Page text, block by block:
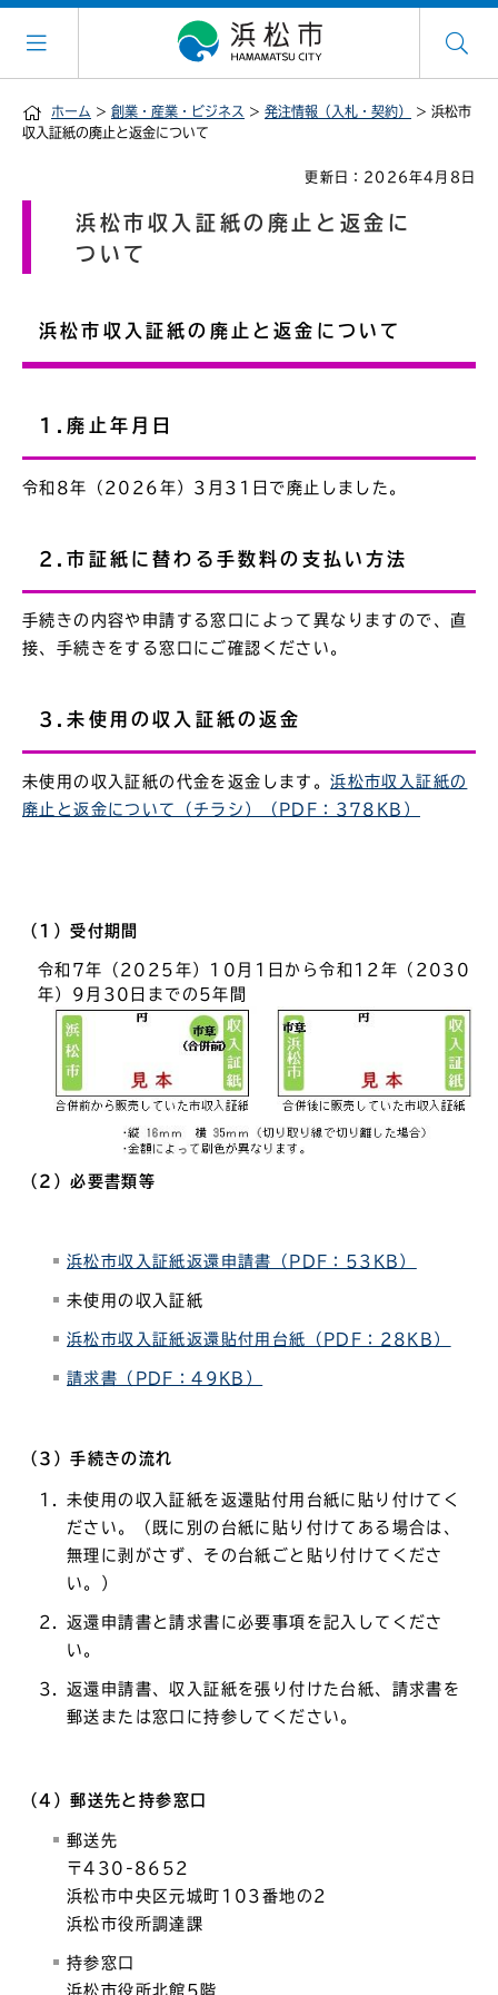
ホーム > 創業・産業・ビジネス > 発注情報（入札・契約）
> 浜松市
収入証紙の廃止と返金について
更新日：2026年4月8日
浜松市収入証紙の廃止と返金に
ついて
浜松市収入証紙の廃止と返金について
1.廃止年月日
令和8年（2026年）3月31日で廃止しました。
2.市証紙に替わる手数料の支払い方法
手続きの内容や申請する窓口によって異なりますので、直
接、手続きをする窓口にご確認ください。
3.未使用の収入証紙の返金
未使用の収入証紙の代金を返金します。浜松市収入証紙の
廃止と返金について（チラシ）（PDF：378KB）
（1）受付期間
令和7年（2025年）10月1日から令和12年（2030
年）9月30日までの5年間
（2）必要書類等
浜松市収入証紙返還申請書（PDF：53KB）
未使用の収入証紙
浜松市収入証紙返還貼付用台紙（PDF：28KB）
請求書（PDF：49KB）
（3）手続きの流れ
未使用の収入証紙を返還貼付用台紙に貼り付けてく
ださい。（既に別の台紙に貼り付けてある場合は、
無理に剥がさず、その台紙ごと貼り付けてくださ
い。）
返還申請書と請求書に必要事項を記入してくださ
い。
返還申請書、収入証紙を張り付けた台紙、請求書を
郵送または窓口に持参してください。
（4）郵送先と持参窓口
郵送先
〒430-8652
浜松市中央区元城町103番地の2
浜松市役所調達課
持参窓口
浜松市役所北館5階